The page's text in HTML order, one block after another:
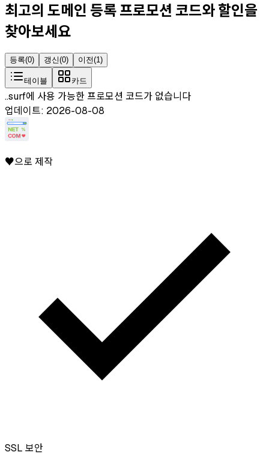
최고의 도메인 등록 프로모션 코드와 할인을
찾아보세요
등록(0) 갱신(0) 이전(1)
테이블 카드
..surf에 사용 가능한 프로모션 코드가 없습니다
업데이트: 2026-08-08
♥으로 제작
SSL 보안